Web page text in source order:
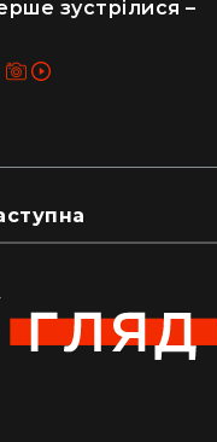
зустрілися –